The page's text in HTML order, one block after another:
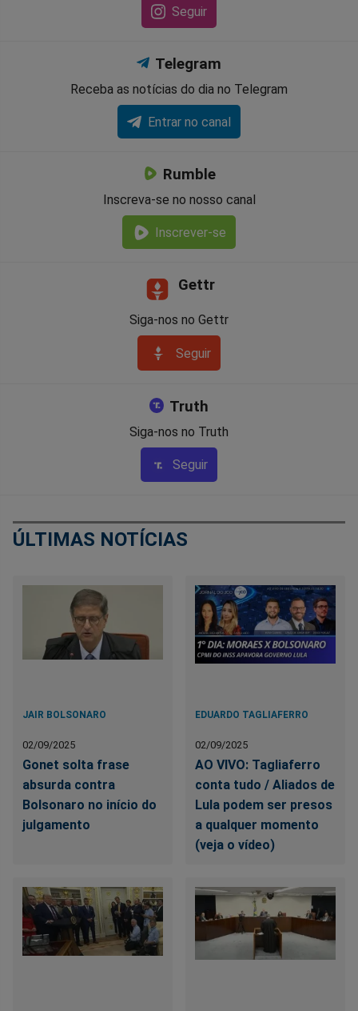
Seguir
Telegram
Receba as notícias do dia no Telegram
Entrar no canal
Rumble
Inscreva-se no nosso canal
Inscrever-se
Gettr
Siga-nos no Gettr
Seguir
Truth
Siga-nos no Truth
Seguir
ÚLTIMAS NOTÍCIAS
JAIR BOLSONARO
02/09/2025
Gonet solta frase
absurda contra
Bolsonaro no início do
julgamento
EDUARDO TAGLIAFERRO
02/09/2025
AO VIVO: Tagliaferro
conta tudo / Aliados de
Lula podem ser presos
a qualquer momento
(veja o vídeo)